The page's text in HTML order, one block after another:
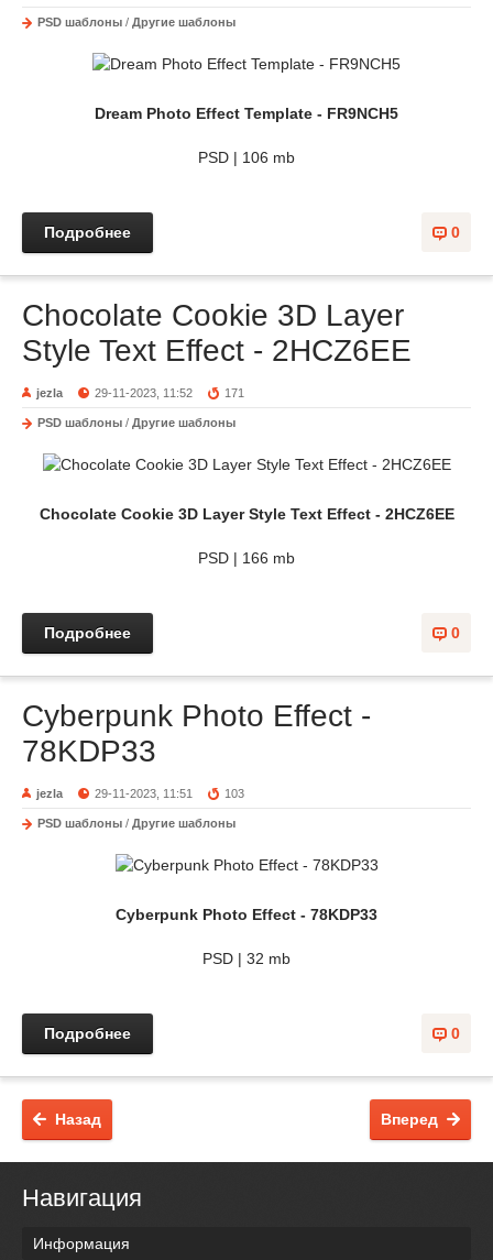
PSD шаблоны / Другие шаблоны
Dream Photo Effect Template - FR9NCH5
PSD | 106 mb
0
Подробнее
Chocolate Cookie 3D Layer
Style Text Effect - 2HCZ6EE
jezla 29-11-2023, 11:52 171
PSD шаблоны / Другие шаблоны
Chocolate Cookie 3D Layer Style Text Effect - 2HCZ6EE
PSD | 166 mb
0
Подробнее
Cyberpunk Photo Effect -
78KDP33
jezla 29-11-2023, 11:51 103
PSD шаблоны / Другие шаблоны
Cyberpunk Photo Effect - 78KDP33
PSD | 32 mb
0
Подробнее
Вперед
Назад
Навигация
Информация